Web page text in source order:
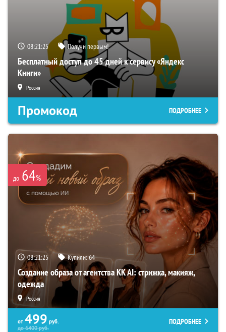
08:21:23 Получи первым!
Бесплатный доступ до 45 дней к сервису «Яндекс
Книги»
Россия
Промокод ПОДРОБНЕЕ
до 64%
08:21:23 Купили:64
Создание образа от агентства KK AI: стрижка, макияж,
одежда
Россия
от 499 руб.
до6400руб.
ПОДРОБНЕЕ